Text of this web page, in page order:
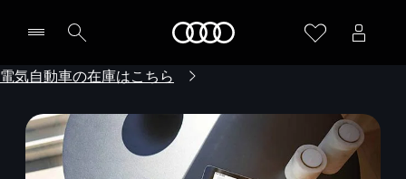
電気自動車の在庫はこちら